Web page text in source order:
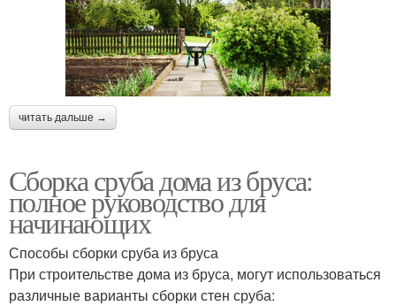
читать дальше →
Сборка сруба дома из бруса:
полное руководство для
начинающих
Способы сборки сруба из бруса
При строительстве дома из бруса, могут использоваться
различные варианты сборки стен сруба: